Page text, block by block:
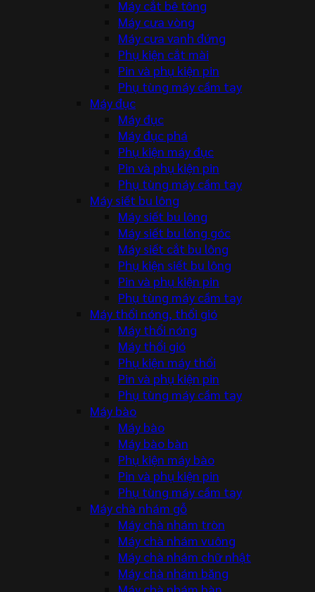
Máy cắt bê tông
Máy cưa vòng
Máy cưa vanh đứng
Phụ kiện cắt mài
Pin và phụ kiện pin
Phụ tùng máy cầm tay
Máy đục
Máy đục
Máy đục phá
Phụ kiện máy đục
Pin và phụ kiện pin
Phụ tùng máy cầm tay
Máy siết bu lông
Máy siết bu lông
Máy siết bu lông góc
Máy siết cắt bu lông
Phụ kiện siết bu lông
Pin và phụ kiện pin
Phụ tùng máy cầm tay
Máy thổi nóng, thổi gió
Máy thổi nóng
Máy thổi gió
Phụ kiện máy thổi
Pin và phụ kiện pin
Phụ tùng máy cầm tay
Máy bào
Máy bào
Máy bào bàn
Phụ kiện máy bào
Pin và phụ kiện pin
Phụ tùng máy cầm tay
Máy chà nhám gỗ
Máy chà nhám tròn
Máy chà nhám vuông
Máy chà nhám chữ nhật
Máy chà nhám băng